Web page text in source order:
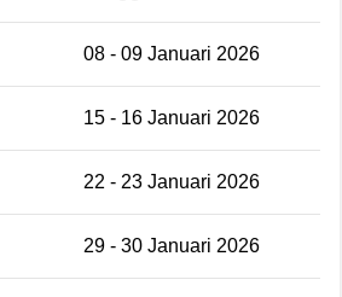
08 - 09 Januari 2026
15 - 16 Januari 2026
22 - 23 Januari 2026
29 - 30 Januari 2026